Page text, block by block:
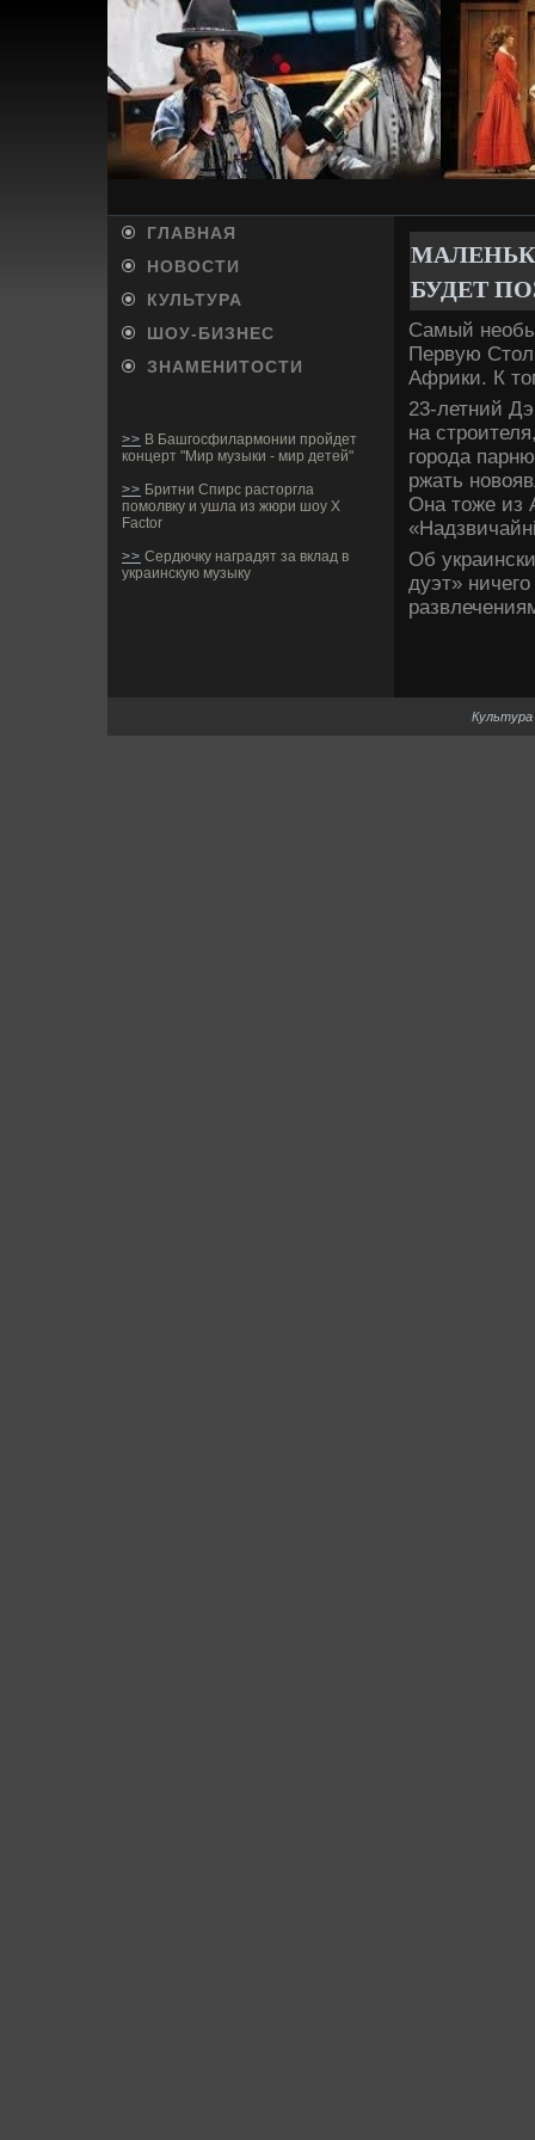
ГЛАВНАЯ
НОВОСТИ
КУЛЬТУРА
ШОУ-БИ­ЗНЕС
ЗНАМЕНИТОСТИ
>> В Башгосфилармонии пройдет
концерт "Мир музыки - мир детей"
>> Бритни Спирс расторгла
помолвку и ушла из жюри шоу X
Factor
>> Сердючку наградят за вклад в
украинскую музыку
БУДЕ­Т
Самый
Первую
Африки. К
23-летний
на
города
ржать
Она тоже из
Об
дуэт»
Культура